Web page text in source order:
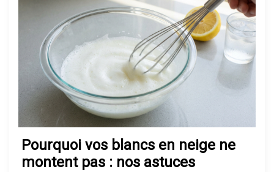
Pourquoi vos blancs en neige ne
montent pas : nos astuces